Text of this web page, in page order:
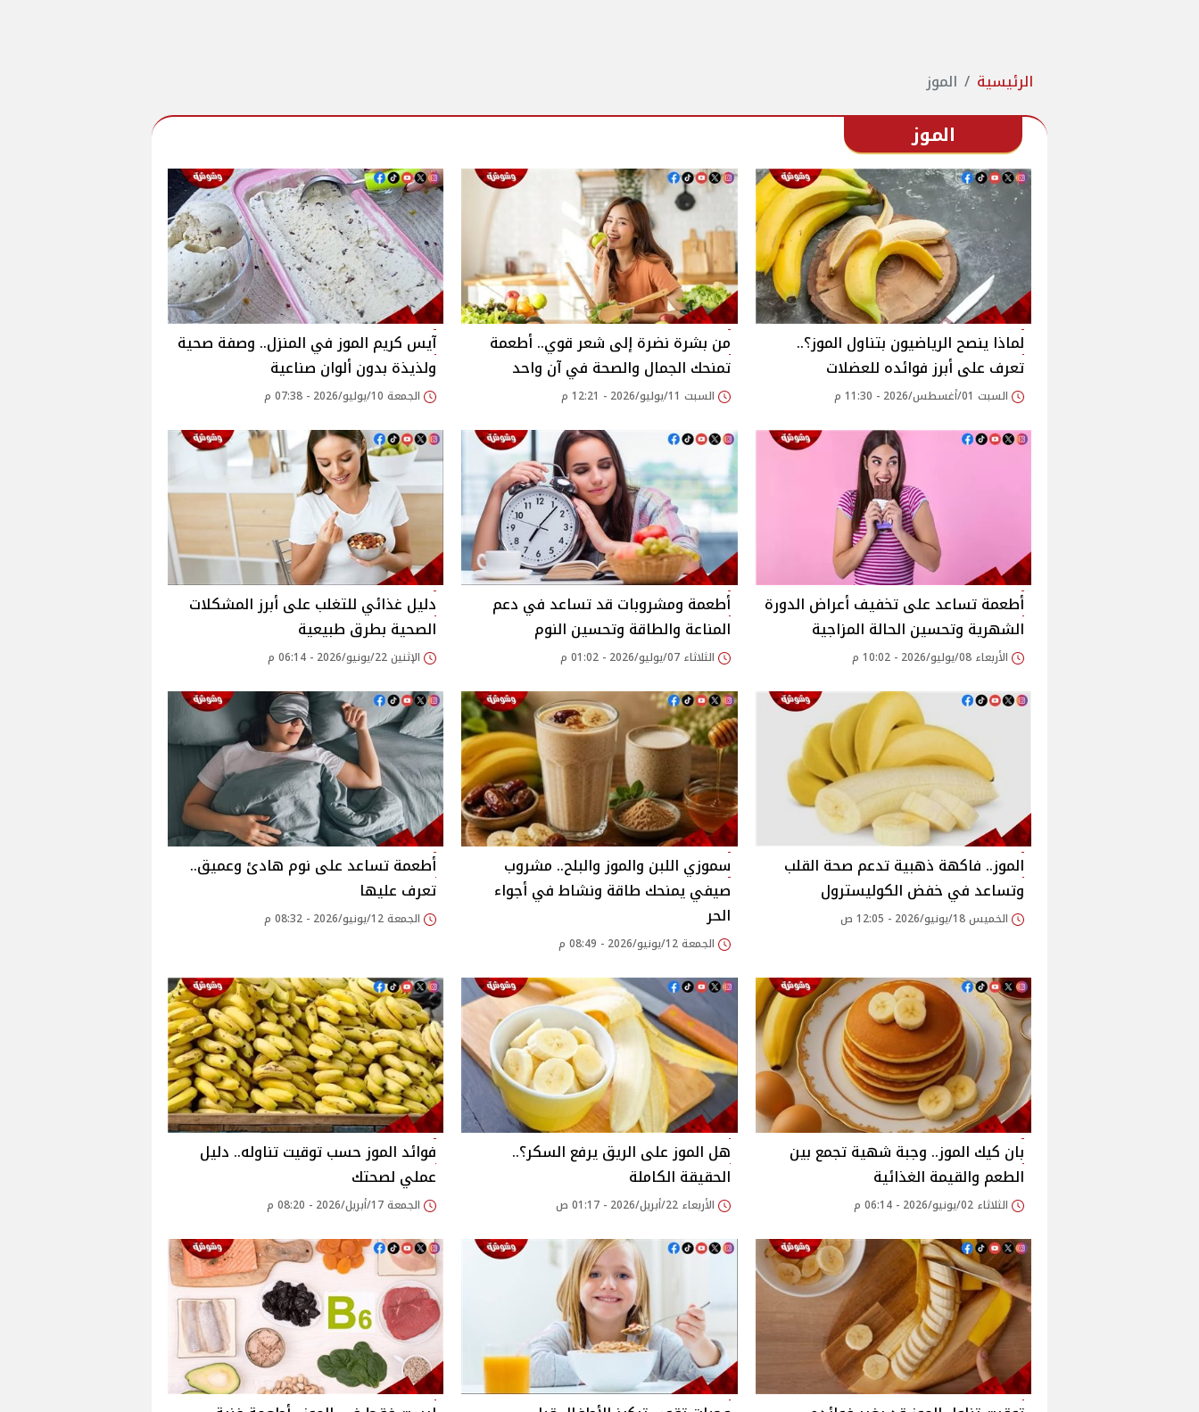
الرئيسية الموز
الموز
لماذا ينصح الرياضيون بتناول الموز؟..
تعرف على أبرز فوائده للعضلات
السبت 01/أغسطس/2026 - 11:30 م
من بشرة نضرة إلى شعر قوي.. أطعمة
تمنحك الجمال والصحة في آن واحد
السبت 11/يوليو/2026 - 12:21 م
آيس كريم الموز في المنزل.. وصفة صحية
ولذيذة بدون ألوان صناعية
الجمعة 10/يوليو/2026 - 07:38 م
أطعمة تساعد على تخفيف أعراض الدورة
الشهرية وتحسين الحالة المزاجية
الأربعاء 08/يوليو/2026 - 10:02 م
أطعمة ومشروبات قد تساعد في دعم
المناعة والطاقة وتحسين النوم
الثلاثاء 07/يوليو/2026 - 01:02 م
دليل غذائي للتغلب على أبرز المشكلات
الصحية بطرق طبيعية
الإثنين 22/يونيو/2026 - 06:14 م
الموز.. فاكهة ذهبية تدعم صحة القلب
وتساعد في خفض الكوليسترول
الخميس 18/يونيو/2026 - 12:05 ص
سموزي اللبن والموز والبلح.. مشروب
صيفي يمنحك طاقة ونشاط في أجواء
الحر
الجمعة 12/يونيو/2026 - 08:49 م
أطعمة تساعد على نوم هادئ وعميق..
تعرف عليها
الجمعة 12/يونيو/2026 - 08:32 م
بان كيك الموز.. وجبة شهية تجمع بين
الطعم والقيمة الغذائية
الثلاثاء 02/يونيو/2026 - 06:14 م
هل الموز على الريق يرفع السكر؟..
الحقيقة الكاملة
الأربعاء 22/أبريل/2026 - 01:17 ص
فوائد الموز حسب توقيت تناوله.. دليل
عملي لصحتك
الجمعة 17/أبريل/2026 - 08:20 م